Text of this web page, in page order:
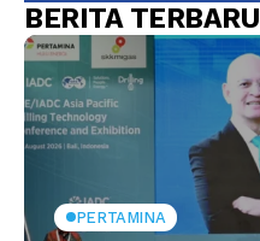
BERITA TERBARU
PERTAMINA